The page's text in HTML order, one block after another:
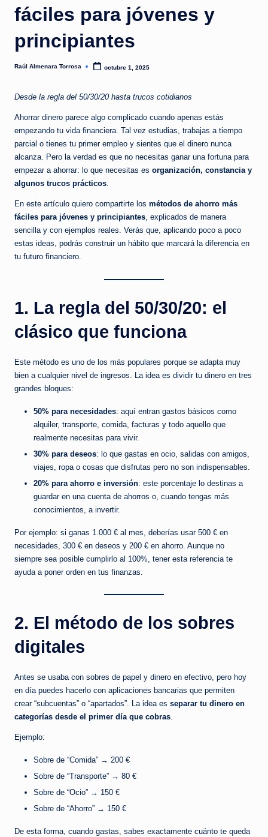
s
y
a
L
o
s
m
it
o
s
s
o
r
e
el
d
i
n
d
e
b
s
o
lv
i
d
a
r
hábitos
que
sí
funcionan.
fáciles para jóvenes y
principiantes
Publicado
Raúl Almenara Torrosa octubre 1, 2025
Desde la regla del 50/30/20 hasta trucos cotidianos
Ahorrar dinero parece algo complicado cuando apenas estás
empezando tu vida financiera. Tal vez estudias, trabajas a tiempo
parcial o tienes tu primer empleo y sientes que el dinero nunca
alcanza. Pero la verdad es que no necesitas ganar una fortuna para
empezar a ahorrar: lo que necesitas es organización, constancia y
algunos trucos prácticos.
En este artículo quiero compartirte los métodos de ahorro más
fáciles para jóvenes y principiantes, explicados de manera
sencilla y con ejemplos reales. Verás que, aplicando poco a poco
estas ideas, podrás construir un hábito que marcará la diferencia en
tu futuro financiero.
1. La regla del 50/30/20: el
clásico que funciona
Este método es uno de los más populares porque se adapta muy
bien a cualquier nivel de ingresos. La idea es dividir tu dinero en tres
grandes bloques:
50% para necesidades: aquí entran gastos básicos como
alquiler, transporte, comida, facturas y todo aquello que
realmente necesitas para vivir.
30% para deseos: lo que gastas en ocio, salidas con amigos,
viajes, ropa o cosas que disfrutas pero no son indispensables.
20% para ahorro e inversión: este porcentaje lo destinas a
guardar en una cuenta de ahorros o, cuando tengas más
conocimientos, a invertir.
Por ejemplo: si ganas 1.000 € al mes, deberías usar 500 € en
necesidades, 300 € en deseos y 200 € en ahorro. Aunque no
siempre sea posible cumplirlo al 100%, tener esta referencia te
ayuda a poner orden en tus finanzas.
2. El método de los sobres
digitales
Antes se usaba con sobres de papel y dinero en efectivo, pero hoy
en día puedes hacerlo con aplicaciones bancarias que permiten
crear “subcuentas” o “apartados”. La idea es separar tu dinero en
categorías desde el primer día que cobras
Ejemplo:
Sobre de “Comida” → 200 €
Sobre de “Transporte” → 80 €
Sobre de “Ocio” → 150 €
Sobre de “Ahorro” → 150 €
De esta forma, cuando gastas, sabes exactamente cuánto te queda